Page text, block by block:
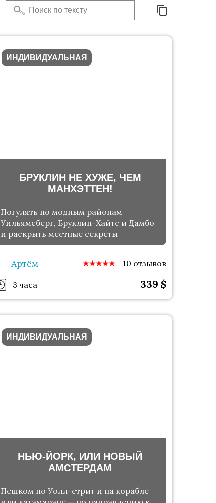
ИНДИВИДУАЛЬНАЯ
БРУКЛИН НЕ ХУЖЕ, ЧЕМ
МАНХЭТТЕН!
Погулять по модным районам
Уильямсберг, Бруклин-Хайтс и Дамбо
и раскрыть местные секреты
Артём 10 отзывов
3 часа 339 $
ИНДИВИДУАЛЬНАЯ
НЬЮ-ЙОРК, ИЛИ НОВЫЙ
АМСТЕРДАМ
Пешком по Уолл-стрит и на корабле